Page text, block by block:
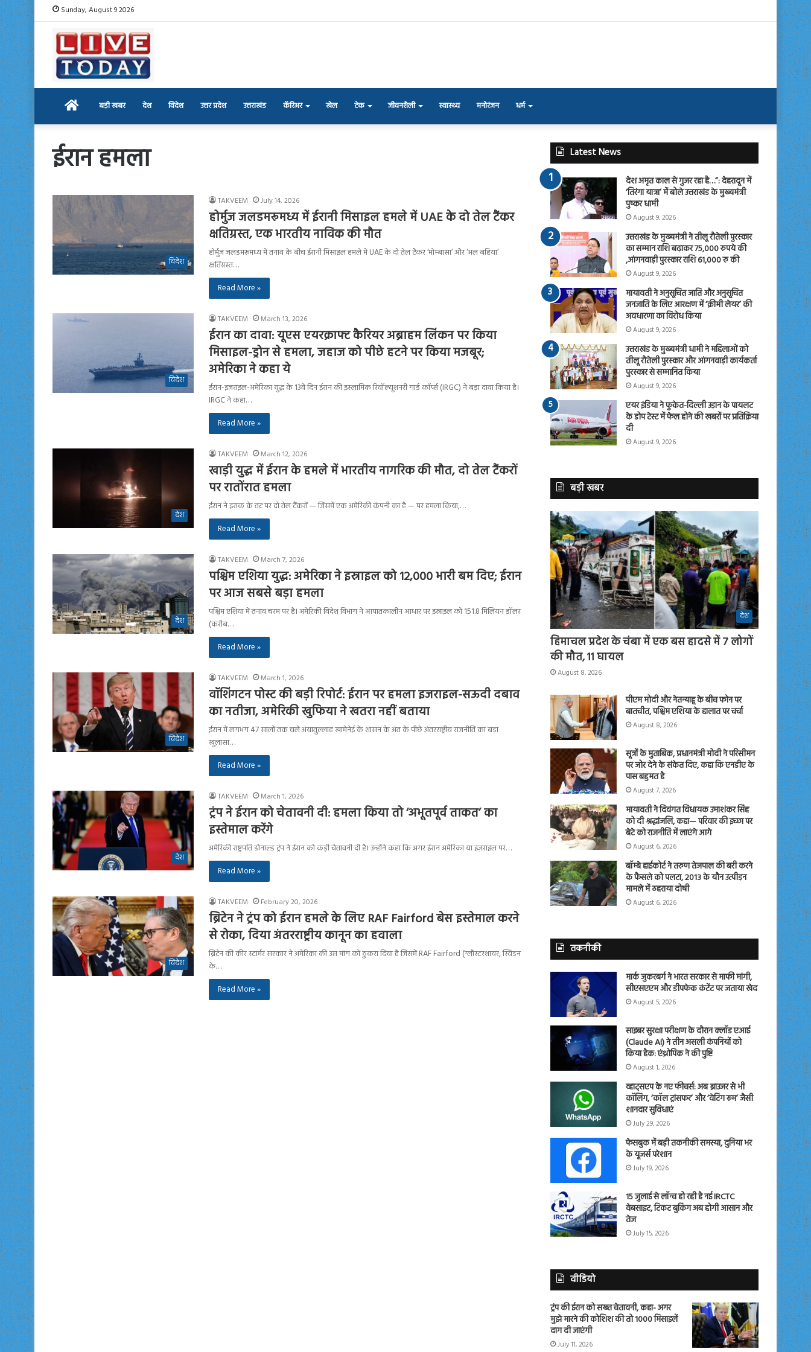
Sunday, August 9 2026
Home बड़ी खबर देश विदेश उत्तर प्रदेश उत्तराखंड कॅरिअर खेल टेक जीवनशैली स्वास्थ्य मनोरंजन धर्म
ईरान हमला
विदेश
TAKVEEM July 14, 2026
होर्मुज जलडमरूमध्य में ईरानी मिसाइल हमले में UAE के दो तेल टैंकर
क्षतिग्रस्त, एक भारतीय नाविक की मौत
होर्मुज जलडमरूमध्य में तनाव के बीच ईरानी मिसाइल हमले में UAE के दो तेल टैंकर ‘मोम्बासा’ और ‘अल बहिया’
क्षतिग्रस्त…
Read More »
विदेश
TAKVEEM March 13, 2026
ईरान का दावा: यूएस एयरक्राफ्ट कैरियर अब्राहम लिंकन पर किया
मिसाइल-ड्रोन से हमला, जहाज को पीछे हटने पर किया मजबूर;
अमेरिका ने कहा ये
ईरान-इज़राइल-अमेरिका युद्ध के 13वें दिन ईरान की इस्लामिक रिवॉल्यूशनरी गार्ड कॉर्प्स (IRGC) ने बड़ा दावा किया है।
IRGC ने कहा…
Read More »
देश
TAKVEEM March 12, 2026
खाड़ी युद्ध में ईरान के हमले में भारतीय नागरिक की मौत, दो तेल टैंकरों
पर रातोंरात हमला
ईरान ने इराक के तट पर दो तेल टैंकरों — जिसमें एक अमेरिकी कंपनी का है — पर हमला किया,…
Read More »
देश
TAKVEEM March 7, 2026
पश्चिम एशिया युद्ध: अमेरिका ने इस्राइल को 12,000 भारी बम दिए; ईरान
पर आज सबसे बड़ा हमला
पश्चिम एशिया में तनाव चरम पर है। अमेरिकी विदेश विभाग ने आपातकालीन आधार पर इस्राइल को 151.8 मिलियन डॉलर
(करीब…
Read More »
विदेश
TAKVEEM March 1, 2026
वॉशिंगटन पोस्ट की बड़ी रिपोर्ट: ईरान पर हमला इजराइल-सऊदी दबाव
का नतीजा, अमेरिकी खुफिया ने खतरा नहीं बताया
ईरान में लगभग 47 सालों तक चले अयातुल्लाह खामेनेई के शासन के अंत के पीछे अंतरराष्ट्रीय राजनीति का बड़ा
खुलासा…
Read More »
देश
TAKVEEM March 1, 2026
ट्रंप ने ईरान को चेतावनी दी: हमला किया तो ‘अभूतपूर्व ताकत’ का
इस्तेमाल करेंगे
अमेरिकी राष्ट्रपति डोनाल्ड ट्रंप ने ईरान को कड़ी चेतावनी दी है। उन्होंने कहा कि अगर ईरान अमेरिका या इज़राइल पर…
Read More »
विदेश
TAKVEEM February 20, 2026
ब्रिटेन ने ट्रंप को ईरान हमले के लिए RAF Fairford बेस इस्तेमाल करने
से रोका, दिया अंतरराष्ट्रीय कानून का हवाला
ब्रिटेन की कीर स्टार्मर सरकार ने अमेरिका की उस मांग को ठुकरा दिया है जिसमें RAF Fairford (ग्लौस्टरशायर, स्विंडन
के…
Read More »
Latest News
देश अमृत काल से गुजर रहा है…”: देहरादून में
‘तिरंगा यात्रा’ में बोले उत्तराखंड के मुख्यमंत्री
पुष्कर धामी
August 9, 2026
उत्तराखंड के मुख्यमंत्री ने तीलू रौतेली पुरस्कार
का सम्मान राशि बढ़ाकर 75,000 रुपये की
,आंगनवाड़ी पुरस्कार राशि 61,000 रु की
August 9, 2026
मायावती ने अनुसूचित जाति और अनुसूचित
जनजाति के लिए आरक्षण में ‘क्रीमी लेयर’ की
अवधारणा का विरोध किया
August 9, 2026
उत्तराखंड के मुख्यमंत्री धामी ने महिलाओं को
तीलू रौतेली पुरस्कार और आंगनवाड़ी कार्यकर्ता
पुरस्कार से सम्मानित किया
August 9, 2026
एयर इंडिया ने फुकेत-दिल्ली उड़ान के पायलट
के डोप टेस्ट में फेल होने की खबरों पर प्रतिक्रिया
दी
August 9, 2026
बड़ी खबर
देश
हिमाचल प्रदेश के चंबा में एक बस हादसे में 7 लोगों
की मौत, 11 घायल
August 8, 2026
पीएम मोदी और नेतन्याहू के बीच फोन पर
बातचीत, पश्चिम एशिया के हालात पर चर्चा
August 8, 2026
सूत्रों के मुताबिक, प्रधानमंत्री मोदी ने परिसीमन
पर जोर देने के संकेत दिए, कहा कि एनडीए के
पास बहुमत है
August 7, 2026
मायावती ने दिवंगत विधायक उमाशंकर सिंह
को दी श्रद्धांजलि, कहा— परिवार की इच्छा पर
बेटे को राजनीति में लाएंगे आगे
August 6, 2026
बॉम्बे हाईकोर्ट ने तरुण तेजपाल की बरी करने
के फैसले को पलटा, 2013 के यौन उत्पीड़न
मामले में ठहराया दोषी
August 6, 2026
तकनीकी
मार्क जुकरबर्ग ने भारत सरकार से माफी मांगी,
सीएसएएम और डीपफेक कंटेंट पर जताया खेद
August 5, 2026
साइबर सुरक्षा परीक्षण के दौरान क्लॉड एआई
(Claude AI) ने तीन असली कंपनियों को
किया हैक: एंथ्रोपिक ने की पुष्टि
August 1, 2026
व्हाट्सएप के नए फीचर्स: अब ब्राउजर से भी
कॉलिंग, ‘कॉल ट्रांसफर’ और ‘वेटिंग रूम’ जैसी
शानदार सुविधाएं
July 29, 2026
फेसबुक में बड़ी तकनीकी समस्या, दुनिया भर
के यूजर्स परेशान
July 19, 2026
15 जुलाई से लॉन्च हो रही है नई IRCTC
वेबसाइट, टिकट बुकिंग अब होगी आसान और
तेज
July 15, 2026
वीडियो
ट्रंप की ईरान को सख्त चेतावनी, कहा- अगर
मुझे मारने की कोशिश की तो 1000 मिसाइलें
दाग दी जाएंगी
July 11, 2026